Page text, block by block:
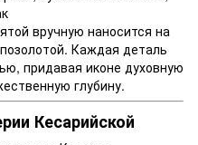
вручную наносится на
Каждая деталь
придавая иконе духовную
глубину.
Кесарийской